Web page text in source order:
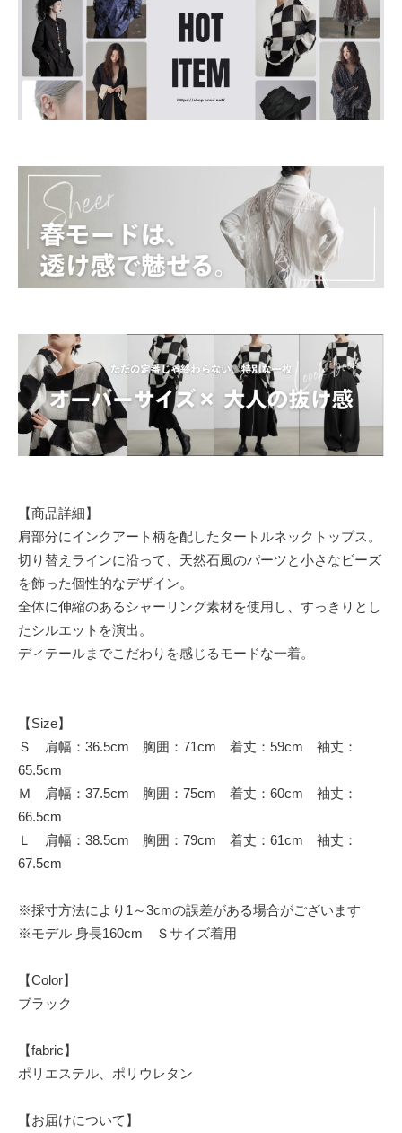
【商品詳細】
肩部分にインクアート柄を配したタートルネックトップス。
切り替えラインに沿って、天然石風のパーツと小さなビーズ
を飾った個性的なデザイン。
全体に伸縮のあるシャーリング素材を使用し、すっきりとし
たシルエットを演出。
ディテールまでこだわりを感じるモードな一着。
【Size】
Ｓ 肩幅：36.5cm 胸囲：71cm 着丈：59cm 袖丈：
65.5cm
Ｍ 肩幅：37.5cm 胸囲：75cm 着丈：60cm 袖丈：
66.5cm
Ｌ 肩幅：38.5cm 胸囲：79cm 着丈：61cm 袖丈：
67.5cm
※採寸方法により1～3cmの誤差がある場合がございます
※モデル 身長160cm Ｓサイズ着用
【Color】
ブラック
【fabric】
ポリエステル、ポリウレタン
【お届けについて】